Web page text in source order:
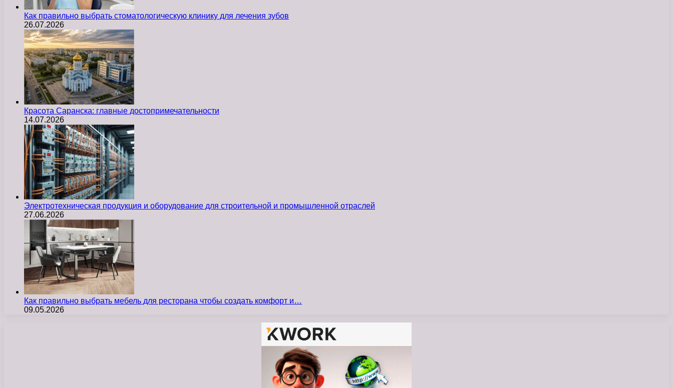
Как правильно выбрать стоматологическую клинику для лечения зубов
26.07.2026
Красота Саранска: главные достопримечательности
14.07.2026
Электротехническая продукция и оборудование для строительной и промышленной отраслей
27.06.2026
Как правильно выбрать мебель для ресторана чтобы создать комфорт и…
09.05.2026